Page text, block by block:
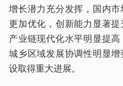
增长潜力充分发挥，国内
更加优化，创新能力显著提
产业链现代化水平明显提高
城乡区域发展协调性明显
设取得重大进展。